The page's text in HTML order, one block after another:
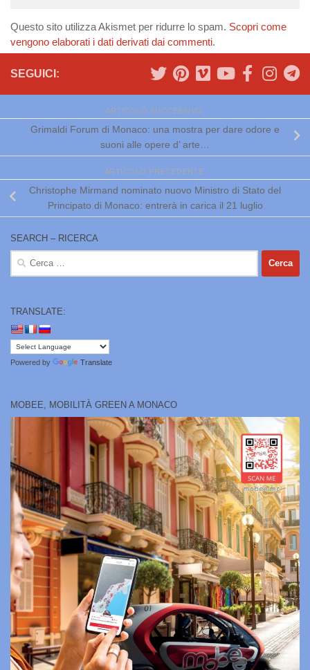
Questo sito utilizza Akismet per ridurre lo spam. Scopri come
vengono elaborati i dati derivati dai commenti.
SEGUICI:
ARTICOLO SUCCESSIVO
Grimaldi Forum di Monaco: una mostra per dare odore e
suoni alle opere d’ arte…
ARTICOLO PRECEDENTE
Christophe Mirmand nominato nuovo Ministro di Stato del
Principato di Monaco: entrerà in carica il 21 luglio
SEARCH – RICERCA
Ricerca
TRANSLATE:
Powered by Translate
MOBEE, MOBILITÀ GREEN A MONACO